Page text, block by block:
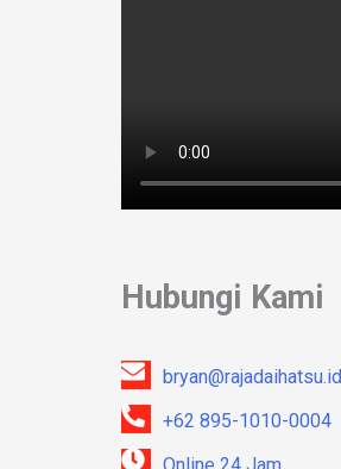
Hubungi Kami
bryan@rajadaihatsu.id
+62 895-1010-0004